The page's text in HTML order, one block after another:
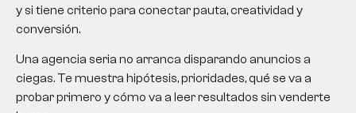
y si tiene criterio para conectar pauta, creatividad y
conversión.
Una agencia seria no arranca disparando anuncios a
ciegas. Te muestra hipótesis, prioridades, qué se va a
probar primero y cómo va a leer resultados sin venderte